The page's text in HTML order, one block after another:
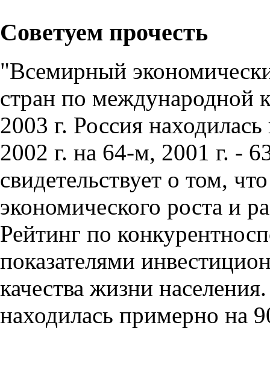
Советуем прочесть
"Всемирный
стран по международной
2003 г. Россия
2002 г. на 64-м, 2001 г. -
свидетельствует о том,
экономического роста и
Рейтинг по
показателями
качества жизни
находилась примерно на